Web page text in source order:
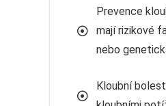
Prevence
mají rizikové
nebo
Kloubní